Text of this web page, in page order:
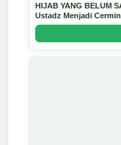
HIJAB YANG BELUM
Ustadz Menjadi